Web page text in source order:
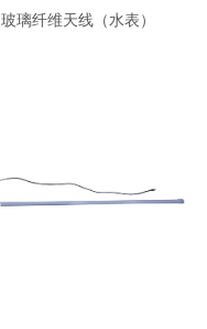
玻璃纤维天线（水表）